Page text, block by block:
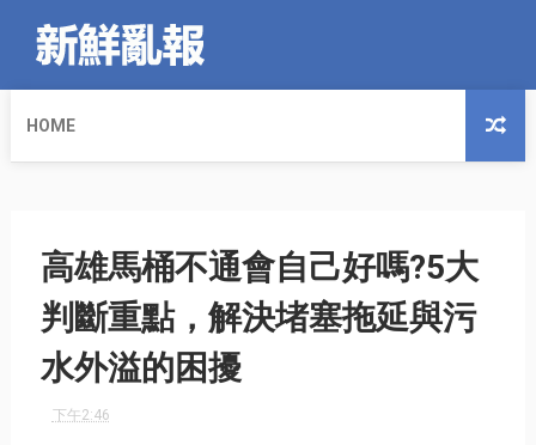
HOME
高雄馬桶不通會自己好嗎?5大
判斷重點，解決堵塞拖延與污
水外溢的困擾
下午2:46